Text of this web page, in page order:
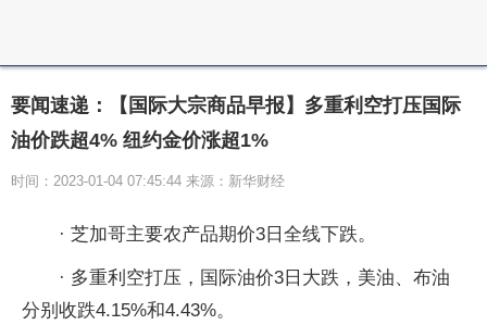
要闻速递：【国际大宗商品早报】多重利空打压国际
油价跌超4% 纽约金价涨超1%
时间：2023-01-04 07:45:44 来源：新华财经
· 芝加哥主要农产品期价3日全线下跌。
· 多重利空打压，国际油价3日大跌，美油、布油
分别收跌4.15%和4.43%。